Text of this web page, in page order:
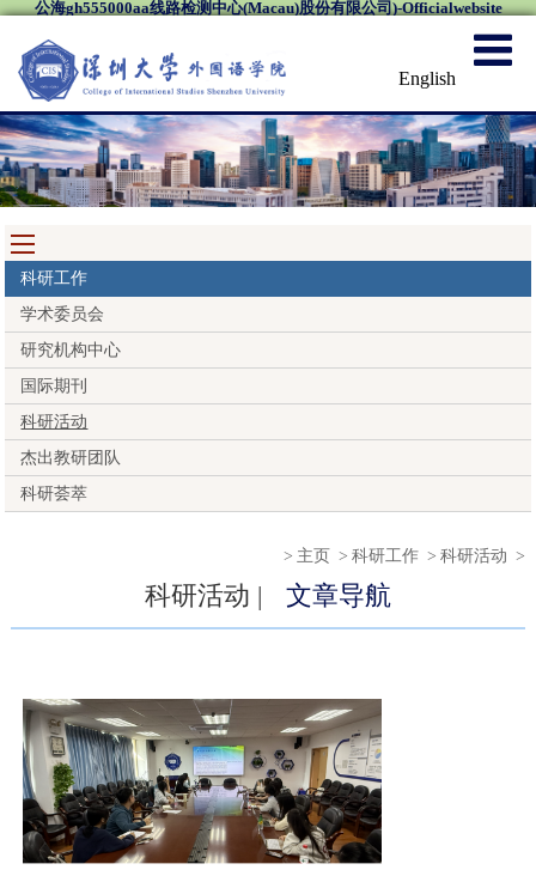
公海gh555000aa线路检测中心(Macau)股份有限公司)-Officialwebsite
English
科研工作
学术委员会
研究机构中心
国际期刊
科研活动
杰出教研团队
科研荟萃
> 主页 > 科研工作 > 科研活动 >
科研活动 | 文章导航